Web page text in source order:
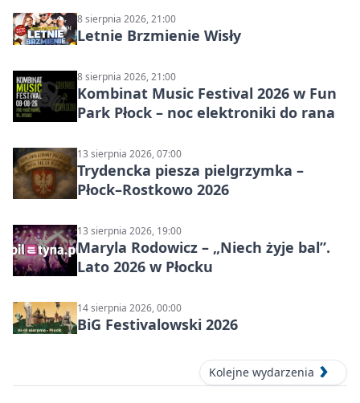
8 sierpnia 2026, 21:00
Letnie Brzmienie Wisły
8 sierpnia 2026, 21:00
Kombinat Music Festival 2026 w Fun
Park Płock – noc elektroniki do rana
13 sierpnia 2026, 07:00
Trydencka piesza pielgrzymka –
Płock–Rostkowo 2026
13 sierpnia 2026, 19:00
Maryla Rodowicz – „Niech żyje bal”.
Lato 2026 w Płocku
14 sierpnia 2026, 00:00
BiG Festivalowski 2026
Kolejne wydarzenia